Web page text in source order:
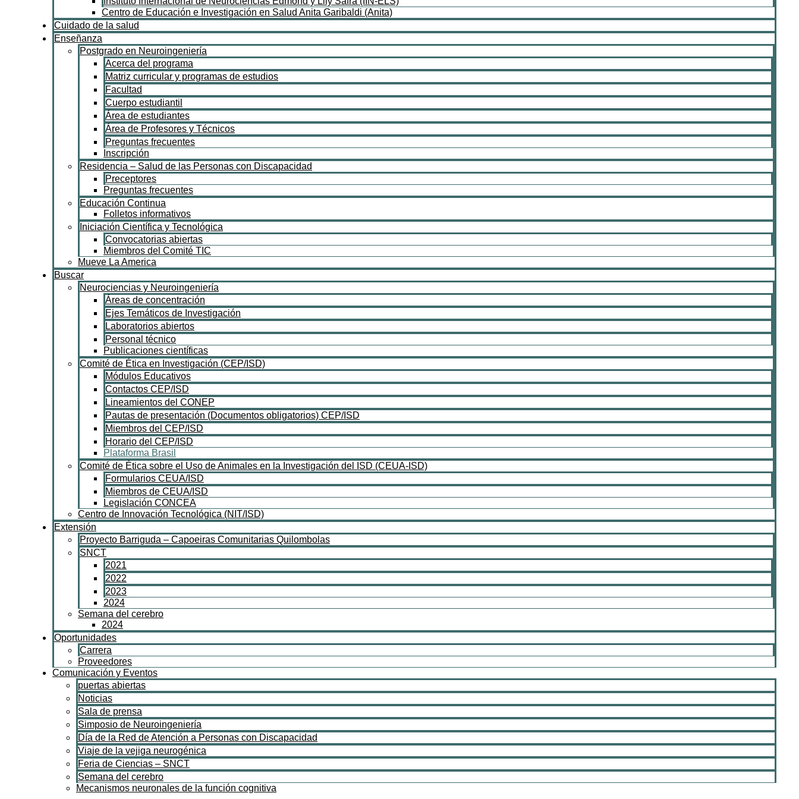
Centro de Educación e Investigación en Salud Anita Garibaldi (Anita)
Cuidado de la salud
Enseñanza
Postgrado en Neuroingeniería
Acerca del programa
Matriz curricular y programas de estudios
Facultad
Cuerpo estudiantil
Área de estudiantes
Área de Profesores y Técnicos
Preguntas frecuentes
Inscripción
Residencia – Salud de las Personas con Discapacidad
Preceptores
Preguntas frecuentes
Educación Continua
Folletos informativos
Iniciación Científica y Tecnológica
Convocatorias abiertas
Miembros del Comité TIC
Mueve La America
Buscar
Neurociencias y Neuroingeniería
Áreas de concentración
Ejes Temáticos de Investigación
Laboratorios abiertos
Personal técnico
Publicaciones científicas
Comité de Ética en Investigación (CEP/ISD)
Módulos Educativos
Contactos CEP/ISD
Lineamientos del CONEP
Pautas de presentación (Documentos obligatorios) CEP/ISD
Miembros del CEP/ISD
Horario del CEP/ISD
Plataforma Brasil
Comité de Ética sobre el Uso de Animales en la Investigación del ISD (CEUA-ISD)
Formularios CEUA/ISD
Miembros de CEUA/ISD
Legislación CONCEA
Centro de Innovación Tecnológica (NIT/ISD)
Extensión
Proyecto Barriguda – Capoeiras Comunitarias Quilombolas
SNCT
2021
2022
2023
2024
Semana del cerebro
2024
Oportunidades
Carrera
Proveedores
Comunicación y Eventos
puertas abiertas
Noticias
Sala de prensa
Simposio de Neuroingeniería
Día de la Red de Atención a Personas con Discapacidad
Viaje de la vejiga neurogénica
Feria de Ciencias – SNCT
Semana del cerebro
Mecanismos neuronales de la función cognitiva